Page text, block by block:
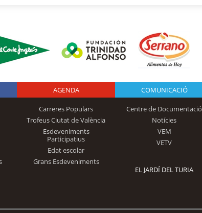
Logo Fundación
Trinidad Alfonso
AGENDA
Carreres Populars
Trofeus Ciutat de València
Esdeveniments
Participatius
Edat escolar
Grans Esdeveniments
COMUNICACIÓ
Centre de Documentació
Notícies
VEM
VETV
EL JARDÍ DEL TURIA